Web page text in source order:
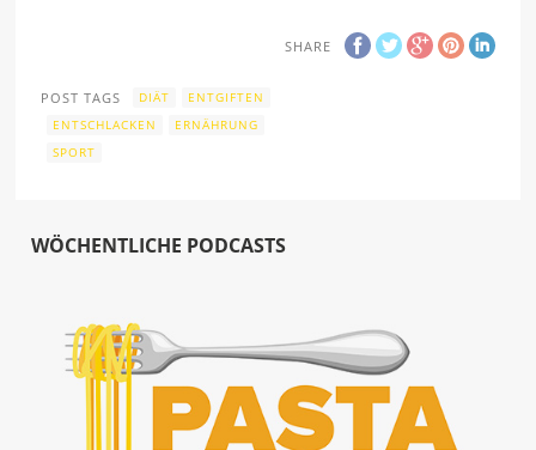
SHARE
POST TAGS DIÄT
ENTGIFTEN
ENTSCHLACKEN
ERNÄHRUNG
SPORT
WÖCHENTLICHE PODCASTS